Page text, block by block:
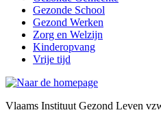
Gezonde School
Gezond Werken
Zorg en Welzijn
Kinderopvang
Vrije tijd
Vlaams Instituut Gezond Leven